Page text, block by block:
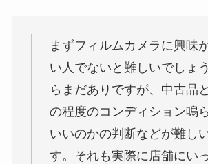
まずフィルムカメラに興味
い人でないと難しいでしょ
らまだありですが、中古品
の程度のコンディション鳴
いいのかの判断などが難し
す。それも実際に店舗にい